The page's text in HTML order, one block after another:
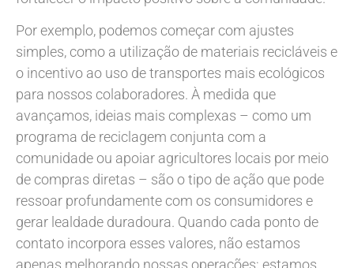
Por exemplo, podemos começar com ajustes
simples, como a utilização de materiais recicláveis e
o incentivo ao uso de transportes mais ecológicos
para nossos colaboradores. À medida que
avançamos, ideias mais complexas – como um
programa de reciclagem conjunta com a
comunidade ou apoiar agricultores locais por meio
de compras diretas – são o tipo de ação que pode
ressoar profundamente com os consumidores e
gerar lealdade duradoura. Quando cada ponto de
contato incorpora esses valores, não estamos
apenas melhorando nossas operações; estamos